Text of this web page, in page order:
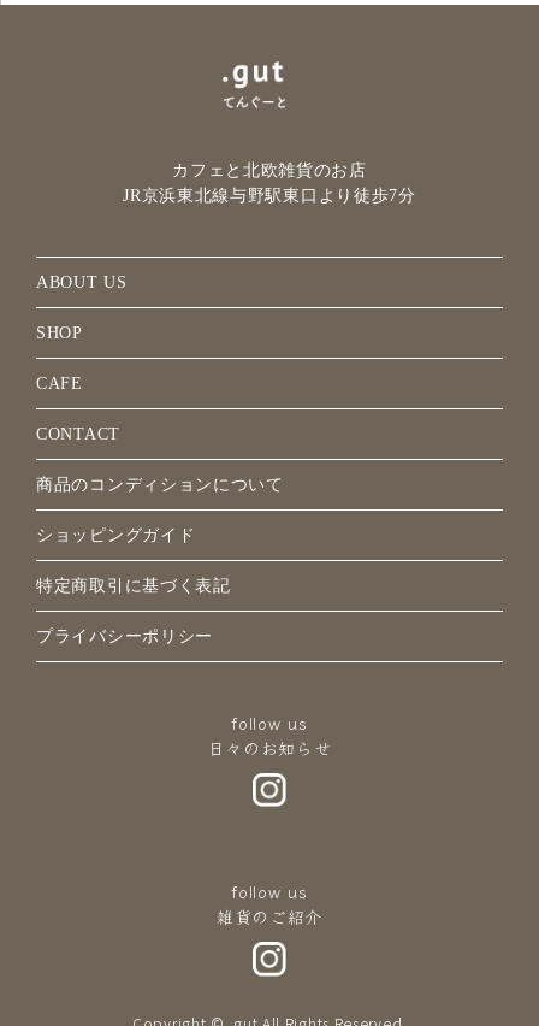
カフェと北欧雑貨のお店
JR京浜東北線与野駅東口より徒歩7分
ABOUT US
SHOP
CAFE
CONTACT
商品のコンディションについて
ショッピングガイド
特定商取引に基づく表記
プライバシーポリシー
follow us
日々のお知らせ
follow us
雑貨のご紹介